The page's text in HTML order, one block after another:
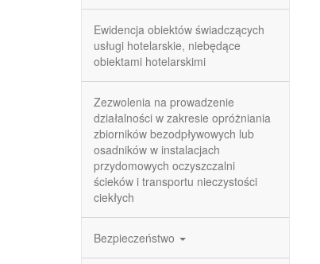
Ewidencja obiektów świadczących
usługi hotelarskie, niebędące
obiektami hotelarskimi
Zezwolenia na prowadzenie
działalności w zakresie opróżniania
zbiorników bezodpływowych lub
osadników w instalacjach
przydomowych oczyszczalni
ścieków i transportu nieczystości
ciekłych
Bezpieczeństwo